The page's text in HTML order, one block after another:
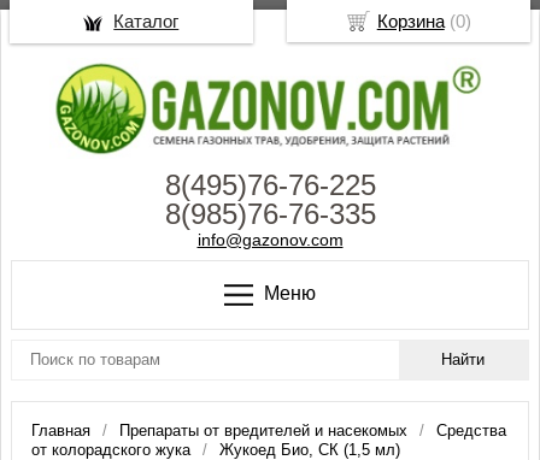
8(495)76-76-225
8(985)76-76-335
info@gazonov.com
Меню
Главная Препараты от вредителей и насекомых
Средства
от колорадского жука
Жукоед Био, СК (1,5 мл)
Корзина(0)
Каталог